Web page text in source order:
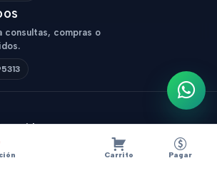
Carrito Pagar
consultas, compras o